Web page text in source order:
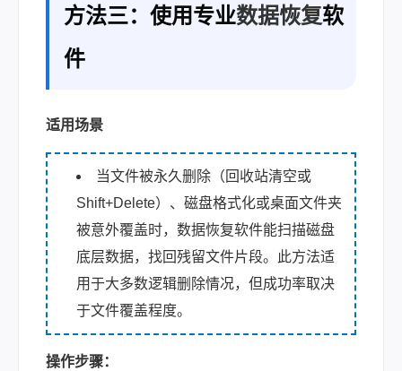
方法三：使用专业数据恢复软
件
适用场景
当文件被永久删除（回收站清空或
Shift+Delete）、磁盘格式化或桌面文件夹
被意外覆盖时，数据恢复软件能扫描磁盘
底层数据，找回残留文件片段。此方法适
用于大多数逻辑删除情况，但成功率取决
于文件覆盖程度。
操作步骤：